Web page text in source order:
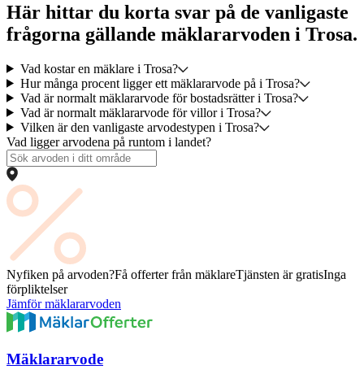
Här hittar du korta svar på de vanligaste
frågorna gällande mäklararvoden i Trosa.
Vad kostar en mäklare i Trosa?
Hur många procent ligger ett mäklararvode på i Trosa?
Vad är normalt mäklararvode för bostadsrätter i Trosa?
Vad är normalt mäklararvode för villor i Trosa?
Vilken är den vanligaste arvodestypen i Trosa?
Vad ligger arvodena på runtom i landet?
Nyfiken på arvoden?Få offerter från mäklareTjänsten är gratisInga
förpliktelser
Jämför mäklararvoden
Mäklararvode